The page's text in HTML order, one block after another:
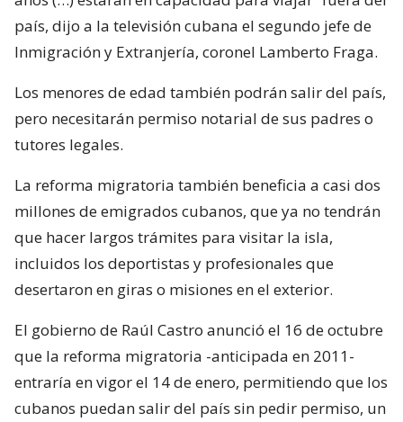
país, dijo a la televisión cubana el segundo jefe de
Inmigración y Extranjería, coronel Lamberto Fraga.
Los menores de edad también podrán salir del país,
pero necesitarán permiso notarial de sus padres o
tutores legales.
La reforma migratoria también beneficia a casi dos
millones de emigrados cubanos, que ya no tendrán
que hacer largos trámites para visitar la isla,
incluidos los deportistas y profesionales que
desertaron en giras o misiones en el exterior.
El gobierno de Raúl Castro anunció el 16 de octubre
que la reforma migratoria -anticipada en 2011-
entraría en vigor el 14 de enero, permitiendo que los
cubanos puedan salir del país sin pedir permiso, un